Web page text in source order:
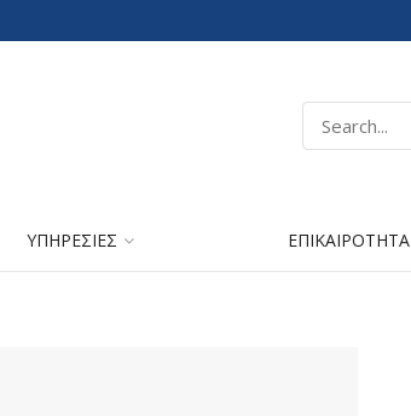
ΥΠΗΡΕΣΙΕΣ ΕΠΙΚΑΙΡΟΤΗΤΑ